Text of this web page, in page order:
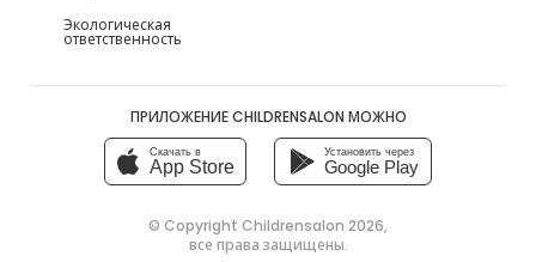
Экологическая
ответственность
ПРИЛОЖЕНИЕ CHILDRENSALON МОЖНО
Скачать в
App Store
Установить через
Google Play
© Copyright Childrensalon 2026,
все права защищены.